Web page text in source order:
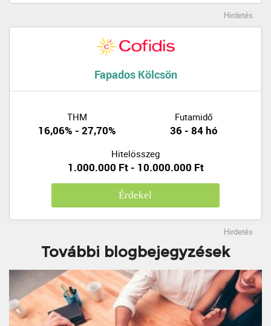
Hirdetés
Fapados Kölcsön
THM
16,06% - 27,70%
Futamidő
36 - 84 hó
Hitelösszeg
1.000.000 Ft - 10.000.000 Ft
Érdekel
Hirdetés
További blogbejegyzések